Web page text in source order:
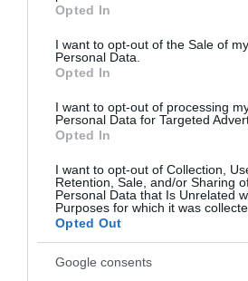
use your data for below specified
consent section.
Opted In
I want to opt-out of the Sale of my
Personal Data.
Opted In
I want to opt-out of processing
Personal Data for Targeted
Opted In
I want to opt-out of Collection,
Retention, Sale, and/or Sharing
Personal Data that Is Unrelated
Purposes for which it was
Opted Out
Google consents
της κλίμακας Ρίχτερ